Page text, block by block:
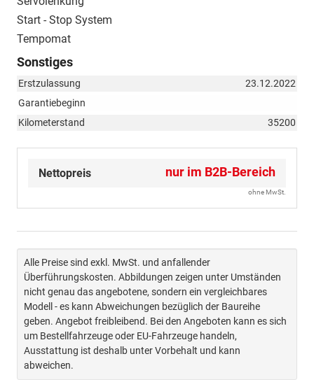
Start - Stop System
Tempomat
Sonstiges
Erstzulassung
23.12.2022
Garantiebeginn
Kilometerstand
35200
Nettopreis nur im B2B-Bereich
ohne MwSt.
Alle Preise sind exkl. MwSt. und anfallender
Überführungskosten. Abbildungen zeigen unter Umständen
nicht genau das angebotene, sondern ein vergleichbares
Modell - es kann Abweichungen bezüglich der Baureihe
geben. Angebot freibleibend. Bei den Angeboten kann es sich
um Bestellfahrzeuge oder EU-Fahrzeuge handeln,
Ausstattung ist deshalb unter Vorbehalt und kann
abweichen.